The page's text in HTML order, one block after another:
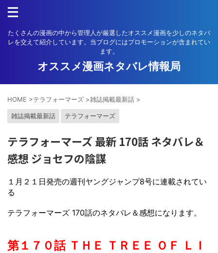
たくさんの漫画の中から管理人が厳選したオススメ漫画を少しのネタバ
レを交えて紹介しています。当ブログにはプロモーションが含まれてい
ます。
オススメ漫画ネタバレ情報局
HOME >テラフォーマーズ >雑誌掲載最新話 >
雑誌掲載最新話 テラフォーマーズ
テラフォーマーズ 最新 170話 ネタバレ＆
感想 ジョセフの陰謀
１月２１日発売の週刊ヤングジャンプ8号に連載されてい
る
テラフォーマーズ 170話のネタバレ＆感想になります。
第１７０話 ＴＨＥ ＴＲＥＥ ＯＦ ＬＩ